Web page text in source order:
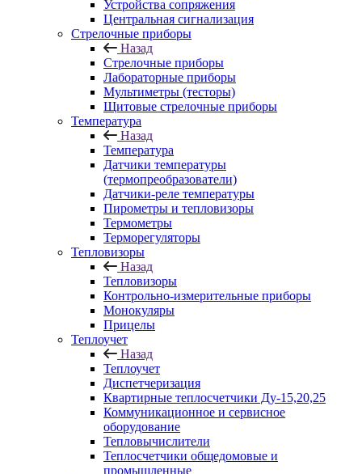
Устройства сопряжения
Центральная сигнализация
Стрелочные приборы
Назад
Стрелочные приборы
Лабораторные приборы
Мультиметры (тесторы)
Щитовые стрелочные приборы
Температура
Назад
Температура
Датчики температуры
(термопреобразователи)
Датчики-реле температуры
Пирометры и тепловизоры
Термометры
Терморегуляторы
Тепловизоры
Назад
Тепловизоры
Контрольно-измерительные приборы
Монокуляры
Прицелы
Теплоучет
Назад
Теплоучет
Диспетчеризация
Квартирные теплосчетчики Ду-15,20,25
Коммуникационное и сервисное
оборудование
Тепловычислители
Теплосчетчики общедомовые и
промышленные